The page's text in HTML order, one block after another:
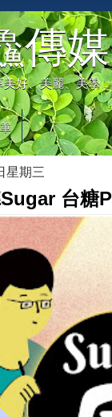
傳媒
好、美麗、美學
星期三
台糖